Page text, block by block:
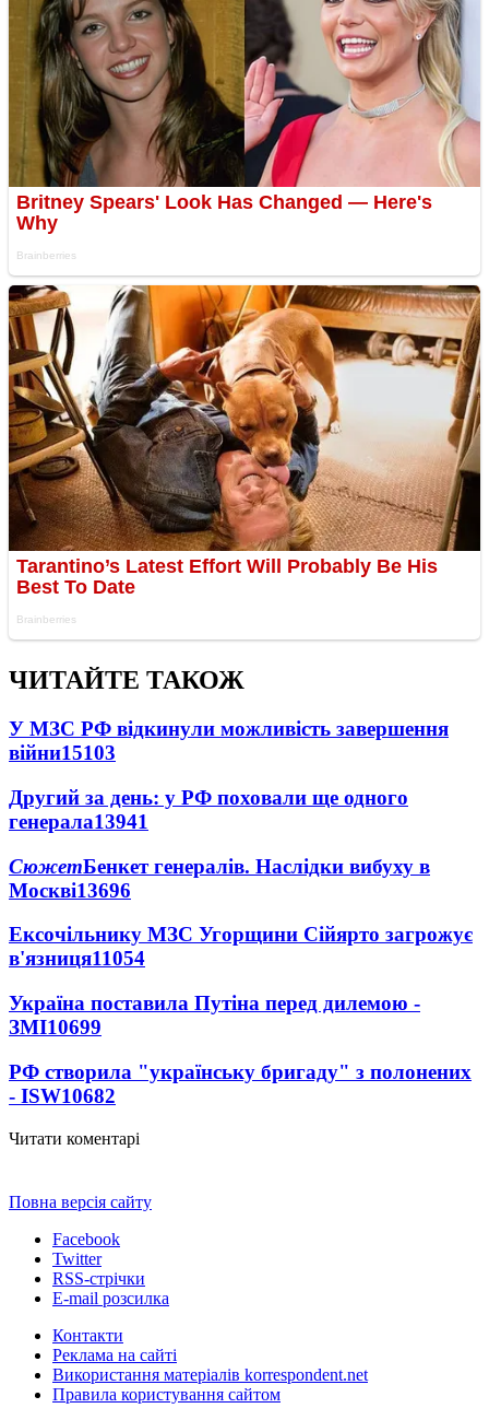
ЧИТАЙТЕ ТАКОЖ
У МЗС РФ відкинули можливість завершення
війни15103
Другий за день: у РФ поховали ще одного
генерала13941
СюжетБенкет генералів. Наслідки вибуху в
Москві13696
Ексочільнику МЗС Угорщини Сійярто загрожує
в'язниця11054
Україна поставила Путіна перед дилемою -
ЗМІ10699
РФ створила "українську бригаду" з полонених
- ISW10682
Читати коментарі
Повна версія сайту
Facebook
Twitter
RSS-стрічки
E-mail розсилка
Контакти
Реклама на сайті
Використання матеріалів korrespondent.net
Правила користування сайтом